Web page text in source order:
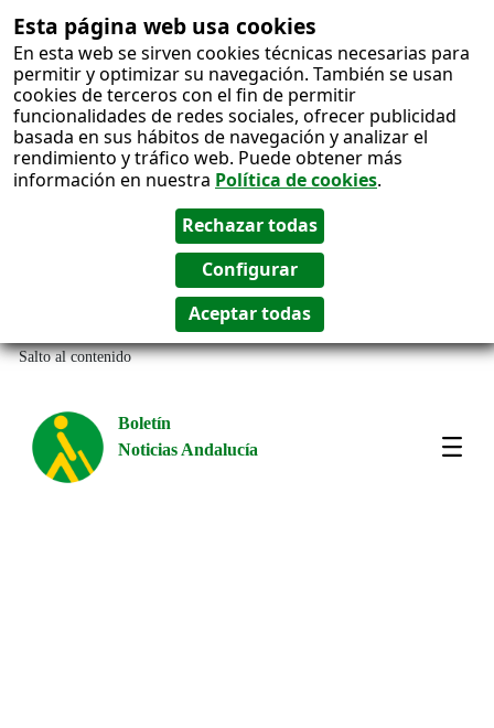
Esta página web usa cookies
En esta web se sirven cookies técnicas necesarias para
permitir y optimizar su navegación. También se usan
cookies de terceros con el fin de permitir
funcionalidades de redes sociales, ofrecer publicidad
basada en sus hábitos de navegación y analizar el
rendimiento y tráfico web. Puede obtener más
información en nuestra Política de cookies.
Salto al contenido
Boletín
Noticias Andalucía